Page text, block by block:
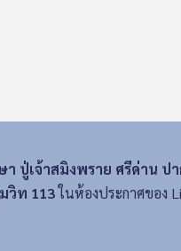
ปู่เจ้าสมิงพราย ศรีด่าน ป
วิท 113ในห้องประกาศของ